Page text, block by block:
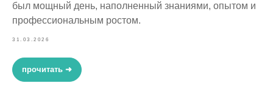
был мощный день, наполненный знаниями, опытом и
профессиональным ростом.
31.03.2026
прочитать ➜